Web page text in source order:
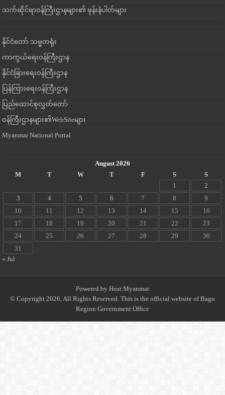
သက်ဆိုင်ရာဝန်ကြီးဌာနများ၏ ဖုန်းနံပါတ်များ
နိုင်ငံတော် သမ္မတရုံး
ကာကွယ်ရေးဝန်ကြီးဌာန
နိုင်ငံခြားရေးဝန်ကြီးဌာန
ပြန်ကြားရေးဝန်ကြီးဌာန
ပြည်ထောင်စုလွှတ်တော်
ဝန်ကြီးဌာနများ၏WebSiteများ
Myanmar National Portal
August 2026
M
T W T F S
S
1
2
3
4 5 6 7 8
9
10
11 12 13 14 15
16
17
18 19 20 21 22
23
24
25 26 27 28 29
30
31
« Jul
Powered by Host Myanmar
© Copyright 2026, All Rights Reserved. This is the official website of Bago
Region Government Office